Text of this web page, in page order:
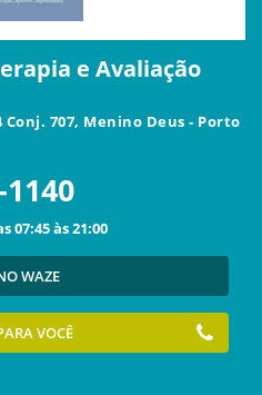
e Avaliação
707, Menino Deus - Porto
07:45às21:00
WAZE
VOCÊ